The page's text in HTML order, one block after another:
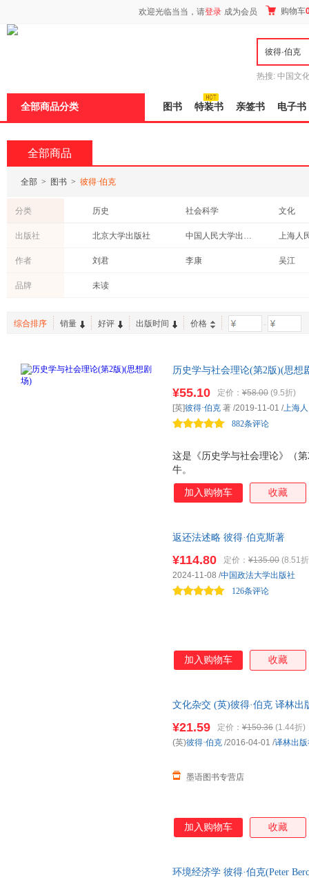
欢迎光临当当，请登录 成为会员 购物车
热搜: 中国文
全部商品分类 图书 特装书 亲签书 电子书
全部商品
全部 > 图书 > 彼得·伯克
分类 历史 社会科学
文化
法律
管理
科普读
动漫/幽默
出版社 北京大学出版社 中国人民大学出版社
上海人
东方出版社
中信出版社
法律出
作者 刘君 李康 吴江
品牌 未读
综合排序 销量 好评 出版时间 价格 -
历史学与社会理论(第2版)(思想
这是《历史学与社会理论》（
牛。
¥55.10 定价： ¥58.00 (9.5折)
882条评论
[英]彼得·伯克 著 /2019-11-01 /上海
加入购物车 收藏
返还法述略 彼得·伯克斯著
¥114.80 定价： ¥135.00 (8.51
126条评论
2024-11-08 /中国政法大学出版社
加入购物车 收藏
文化杂交 (英)彼得·伯克 译林
¥21.59 定价： ¥150.36 (1.44折)
墨语图书专营店
(英)彼得·伯克 /2016-04-01 /译林出
加入购物车 收藏
环境经济学 彼得·伯克(Peter
页
加